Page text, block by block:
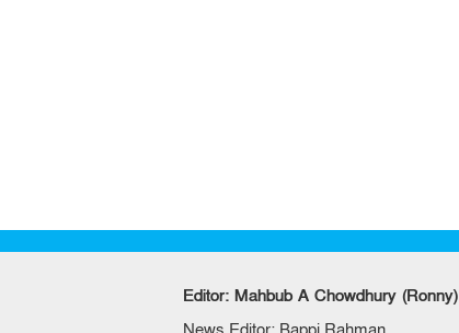
Editor: Mahbub A Chowdhury (Ronny)